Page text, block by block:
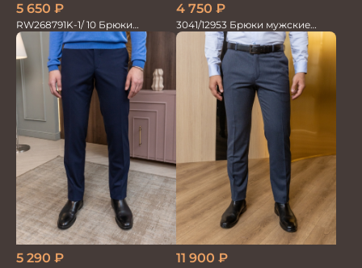
5 650 ₽
RW268791K-1/ 10 Брюки
мужские т.син. 100% Лён
4 750 ₽
3041/12953 Брюки мужские
парламент
5 290 ₽ 11 900 ₽